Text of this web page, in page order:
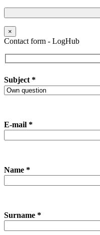
×
Contact form - LogHub
Subject *
E-mail *
Name *
Surname *